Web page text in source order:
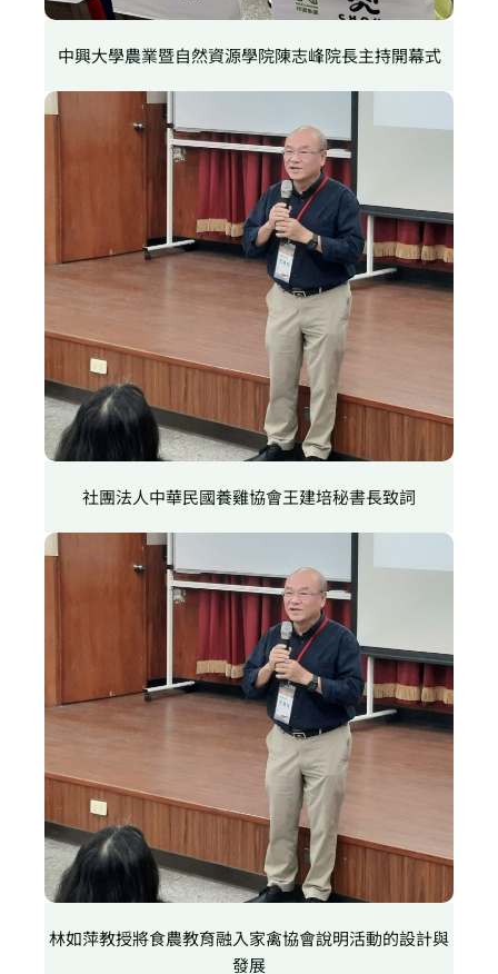
中興大學農業暨自然資源學院陳志峰院長主持開幕式
社團法人中華民國養雞協會王建培秘書長致詞
林如萍教授將食農教育融入家禽協會說明活動的設計與
發展